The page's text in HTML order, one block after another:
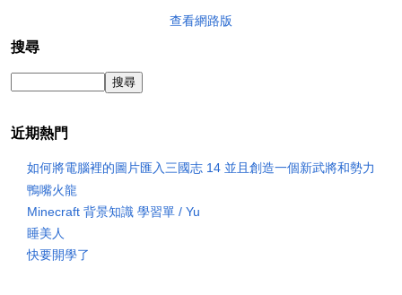
查看網路版
搜尋
近期熱門
如何將電腦裡的圖片匯入三國志 14 並且創造一個新武將和勢力
鴨嘴火龍
Minecraft 背景知識 學習單 / Yu
睡美人
快要開學了